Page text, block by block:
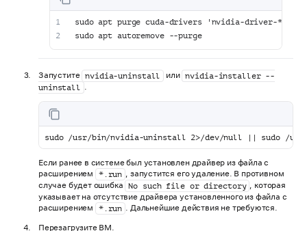
sudo apt purge cuda-drivers 'nvidia-driver-
sudo apt autoremove --purge
Запустите nvidia-uninstall или nvidia-installer --
uninstall .
sudo /usr/bin/nvidia-uninstall 2>/dev/null || sudo /
Если ранее в системе был установлен драйвер из файла с
расширением
*.run , запустится его удаление. В противном
случае будет ошибка
No such file or directory , которая
указывает на отсутствие драйвера установленного из файла с
расширением
*.run . Дальнейшие действия не требуются.
Перезагрузите ВМ.